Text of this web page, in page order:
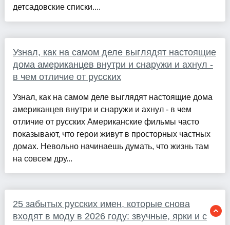
детсадовские списки....
Узнал, как на самом деле выглядят настоящие
дома американцев внутри и снаружи и ахнул -
в чем отличие от русских
Узнал, как на самом деле выглядят настоящие дома
американцев внутри и снаружи и ахнул - в чем
отличие от русских Американские фильмы часто
показывают, что герои живут в просторных частных
домах. Невольно начинаешь думать, что жизнь там
на совсем дру...
25 забытых русских имен, которые снова
входят в моду в 2026 году: звучные, ярки и с